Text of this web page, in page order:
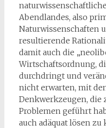
Abendlandes, also
Naturwissenschaften
resultierende
damit auch die
Wirtschaftsordnung,
durchdringt und
nicht erwarten, mit
Denkwerkzeugen, die
Problemen geführt
auch adäquat lösen zu